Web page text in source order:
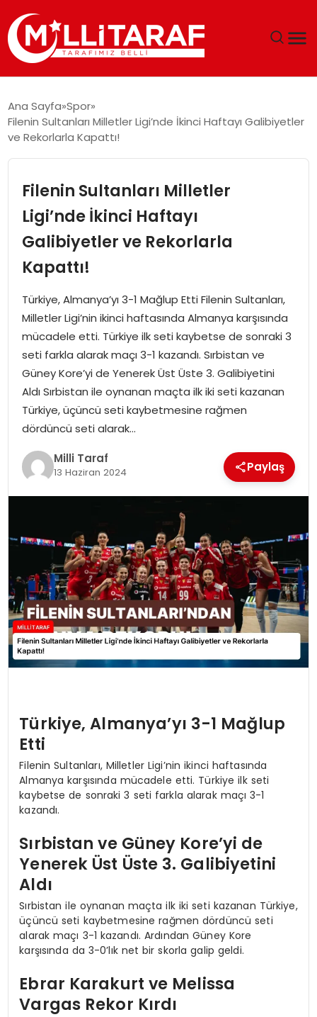
ÖZEL SAYFALAR
SPOR
SIYASET
MAGAZIN
Ana Sayfa Spor
Filenin Sultanları Milletler Ligi’nde İkinci Haftayı Galibiyetler
ve Rekorlarla Kapattı!
Filenin Sultanları Milletler
Ligi’nde İkinci Haftayı
Galibiyetler ve Rekorlarla
Kapattı!
Türkiye, Almanya’yı 3-1 Mağlup Etti Filenin Sultanları,
Milletler Ligi’nin ikinci haftasında Almanya karşısında
mücadele etti. Türkiye ilk seti kaybetse de sonraki 3
seti farkla alarak maçı 3-1 kazandı. Sırbistan ve
Güney Kore’yi de Yenerek Üst Üste 3. Galibiyetini
Aldı Sırbistan ile oynanan maçta ilk iki seti kazanan
Türkiye, üçüncü seti kaybetmesine rağmen
dördüncü seti alarak…
Milli Taraf
13 Haziran 2024 Paylaş
Türkiye, Almanya’yı 3-1 Mağlup
Etti
Filenin Sultanları, Milletler Ligi’nin ikinci haftasında
Almanya karşısında mücadele etti. Türkiye ilk seti
kaybetse de sonraki 3 seti farkla alarak maçı 3-1
kazandı.
Sırbistan ve Güney Kore’yi de
Yenerek Üst Üste 3. Galibiyetini
Aldı
Sırbistan ile oynanan maçta ilk iki seti kazanan Türkiye,
üçüncü seti kaybetmesine rağmen dördüncü seti
alarak maçı 3-1 kazandı. Ardından Güney Kore
karşısında da 3-0’lık net bir skorla galip geldi.
Ebrar Karakurt ve Melissa
Vargas Rekor Kırdı